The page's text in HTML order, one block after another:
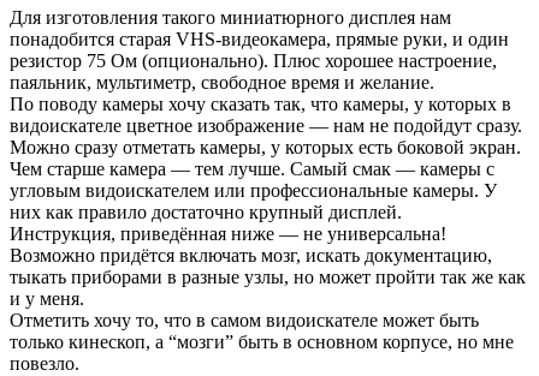
Для изготовления такого миниатюрного дисплея нам
понадобится старая VHS-видеокамера, прямые руки, и один
резистор 75 Ом (опционально). Плюс хорошее настроение,
паяльник, мультиметр, свободное время и желание.
По поводу камеры хочу сказать так, что камеры, у которых в
видоискателе цветное изображение — нам не подойдут сразу.
Можно сразу отметать камеры, у которых есть боковой экран.
Чем старше камера — тем лучше. Самый смак — камеры с
угловым видоискателем или профессиональные камеры. У
них как правило достаточно крупный дисплей.
Инструкция, приведённая ниже — не универсальна!
Возможно придётся включать мозг, искать документацию,
тыкать приборами в разные узлы, но может пройти так же как
и у меня.
Отметить хочу то, что в самом видоискателе может быть
только кинескоп, а “мозги” быть в основном корпусе, но мне
повезло.